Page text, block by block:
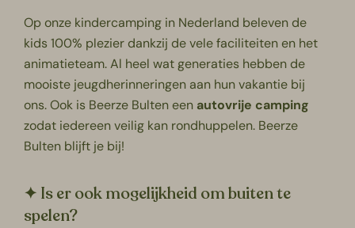
Op onze kindercamping in Nederland beleven de
kids 100% plezier dankzij de vele faciliteiten en het
animatieteam. Al heel wat generaties hebben de
mooiste jeugdherinneringen aan hun vakantie bij
ons. Ook is Beerze Bulten een autovrije camping
zodat iedereen veilig kan rondhuppelen. Beerze
Bulten blijft je bij!
✦ Is er ook mogelijkheid om buiten te
spelen?